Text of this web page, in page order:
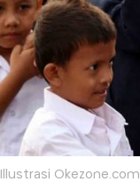
Illustrasi Okezone.com